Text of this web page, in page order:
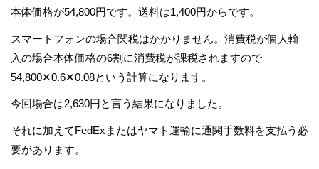
本体価格が54,800円です。送料は1,400円からです。
スマートフォンの場合関税はかかりません。消費税が個人輸
入の場合本体価格の6割に消費税が課税されますので
54,800✕0.6✕0.08という計算になります。
今回場合は2,630円と言う結果になりました。
それに加えてFedExまたはヤマト運輸に通関手数料を支払う必
要があります。